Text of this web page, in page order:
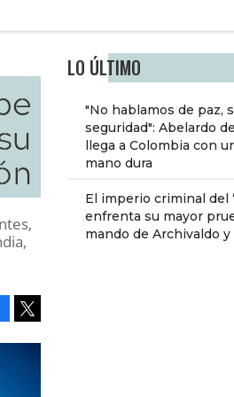
LO ÚLTIMO
"No hablamos de paz,
seguridad": Abelardo
llega a Colombia con
mano dura
El imperio criminal del
enfrenta su mayor
mando de Archivaldo y